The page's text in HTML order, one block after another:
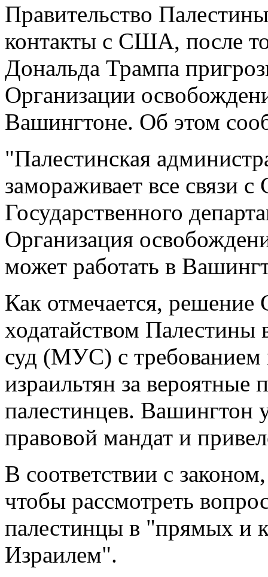
Правительство
контакты с США, после
Дональда Трампа
Организации
Вашингтоне. Об этом
"Палестинская
замораживает все связи
Государственного
Организация
может работать в
Как отмечается,
ходатайством
суд (МУС) с требованием
израильтян за вероятные
палестинцев. Вашингтон
правовой мандат и
В соответствии с
чтобы рассмотреть
палестинцы в "прямых и
Израилем".